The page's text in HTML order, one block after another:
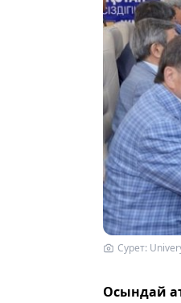
Сурет:
Осындай